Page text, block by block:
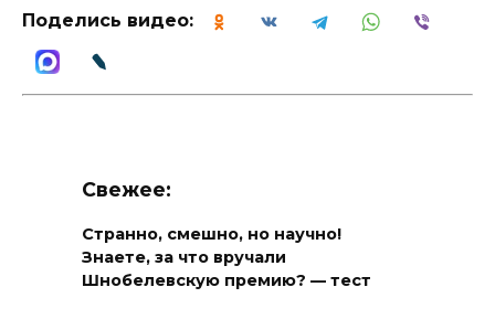
Поделись видео:
Свежее:
Странно, смешно, но научно!
Знаете, за что вручали
Шнобелевскую премию? — тест